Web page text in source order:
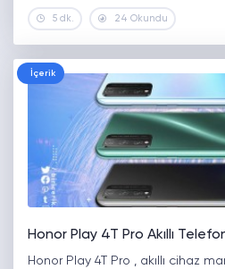
5 dk. 24 Okundu
İçerik
Honor Play 4T Pro Akıllı
Honor Play 4T Pro , akıllı cihaz